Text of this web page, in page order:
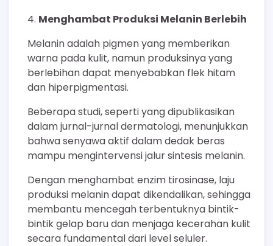
Menghambat Produksi Melanin Berlebih
Melanin adalah pigmen yang memberikan
warna pada kulit, namun produksinya yang
berlebihan dapat menyebabkan flek hitam
dan hiperpigmentasi.
Beberapa studi, seperti yang dipublikasikan
dalam jurnal-jurnal dermatologi, menunjukkan
bahwa senyawa aktif dalam dedak beras
mampu mengintervensi jalur sintesis melanin.
Dengan menghambat enzim tirosinase, laju
produksi melanin dapat dikendalikan, sehingga
membantu mencegah terbentuknya bintik-
bintik gelap baru dan menjaga kecerahan kulit
secara fundamental dari level seluler.